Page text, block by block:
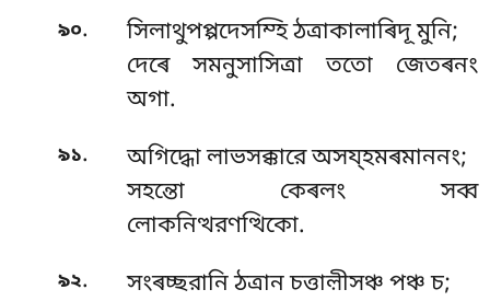
৯০.
সিলাথুপপ্পদেসম্হি ঠত্ৰাকালাৰিদূ মুনি;
দেৰে সমনুসাসিত্ৰা ততো জেতৰনং
অগা.
৯১.
অগিদ্ধো লাভসক্কারে অসয্হমৰমাননং;
সহন্তো কেৰলং সব্ব
লোকনিত্থরণত্থিকো.
৯২.
সংৰচ্ছরানি ঠত্ৰান চত্তাল়ীসঞ্চ পঞ্চ চ;